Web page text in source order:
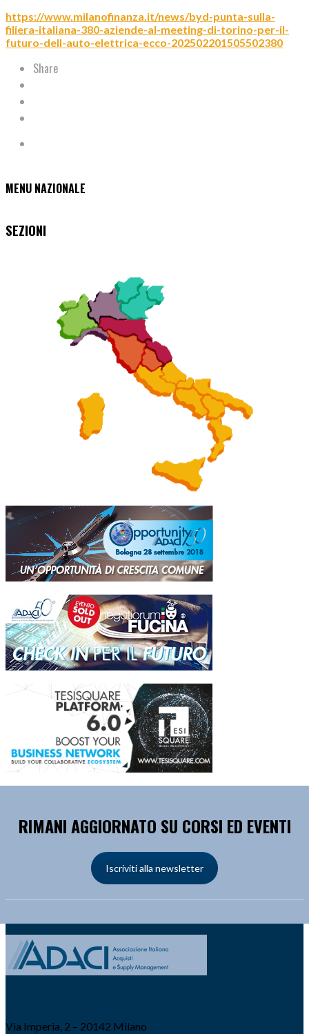
https://www.milanofinanza.it/news/byd-punta-sulla-
filiera-italiana-380-aziende-al-meeting-di-torino-per-il-
futuro-dell-auto-elettrica-ecco-202502201505502380
Share
MENU NAZIONALE
SEZIONI
RIMANI AGGIORNATO SU CORSI ED EVENTI
Iscriviti alla newsletter
Via Imperia, 2 – 20142 Milano